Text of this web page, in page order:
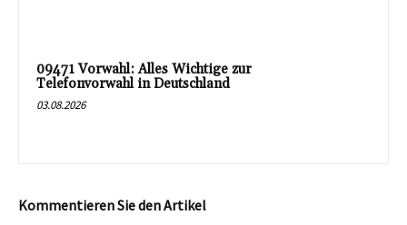
09471 Vorwahl: Alles Wichtige zur
Telefonvorwahl in Deutschland
03.08.2026
Kommentieren Sie den Artikel